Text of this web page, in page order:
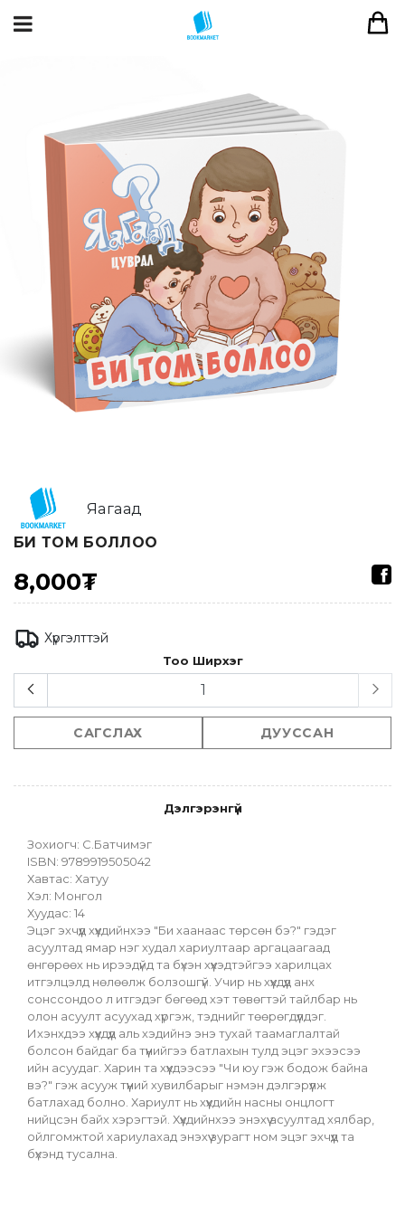
Яагаад
БИ ТОМ БОЛЛОО
8,000₮
Хүргэлттэй
Тоо Ширхэг
САГСЛАХ ДУУССАН
Дэлгэрэнгүй
Зохиогч: С.Батчимэг
ISBN: 9789919505042
Хавтас: Хатуу
Хэл: Монгол
Хуудас: 14
Эцэг эхчүүд хүүхдийнхээ "Би хаанаас төрсөн бэ?" гэдэг
асуултад ямар нэг худал хариултаар аргацаагаад
өнгөрөөх нь ирээдүйд та бүхэн хүүхэдтэйгээ харилцах
итгэлцэлд нөлөөлж болзошгүй. Учир нь хүүхдүүд анх
сонссондоо л итгэдэг бөгөөд хэт төвөгтэй тайлбар нь
олон асуулт асуухад хүргэж, тэднийг төөрөгдүүлдэг.
Ихэнхдээ хүүхдүүд аль хэдийнэ энэ тухай таамаглалтай
болсон байдаг ба түүнийгээ батлахын тулд эцэг эхээсээ
ийн асуудаг. Харин та хүүхдээсээ "Чи юу гэж бодож байна
вэ?" гэж асууж түүний хувилбарыг нэмэн дэлгэрүүлж
батлахад болно. Хариулт нь хүүхдийн насны онцлогт
нийцсэн байх хэрэгтэй. Хүүхдийнхээ энэхүү асуултад хялбар,
ойлгомжтой хариулахад энэхүү зурагт ном эцэг эхчүүд та
бүхэнд тусална.